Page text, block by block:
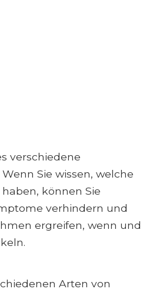
verschiedene
Sie wissen, welche
können Sie
verhindern und
ergreifen, wenn und
Arten von